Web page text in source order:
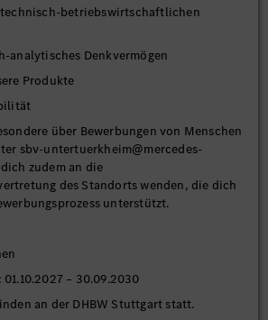
technisch-betriebswirtschaftlichen
analytisches Denkvermögen
Produkte
über Bewerbungen von Menschen
sbv-untertuerkheim@mercedes-
zudem an die
des Standorts wenden, die dich
unterstützt.
– 30.09.2030
an der DHBW Stuttgart statt.